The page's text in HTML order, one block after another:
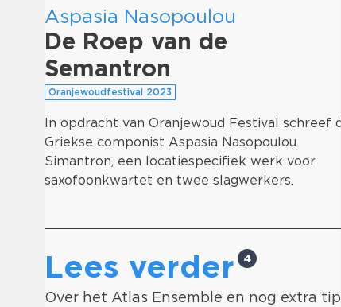
Aspasia Nasopoulou
De Roep van de
Semantron
Oranjewoudfestival 2023
In opdracht van Oranjewoud Festival schreef
Griekse componist Aspasia Nasopoulou
Simantron, een locatiespecifiek werk voor
saxofoonkwartet en twee slagwerkers.
Lees verder4
Over het Atlas Ensemble en nog extra